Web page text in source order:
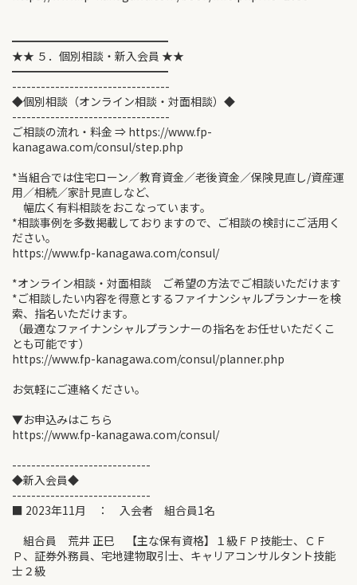
━━━━━━━━━━━━━━
★★ ５．個別相談・新入会員 ★★
━━━━━━━━━━━━━━
---------------------------------
◆個別相談（オンライン相談・対面相談）◆
---------------------------------
ご相談の流れ・料金 ⇒ https://www.fp-
kanagawa.com/consul/step.php
*当組合では住宅ローン／教育資金／老後資金／保険見直し/資産運
用／相続／家計見直しなど、
幅広く有料相談をおこなっています。
*相談事例を多数掲載しておりますので、ご相談の検討にご活用く
ださい。
https://www.fp-kanagawa.com/consul/
*オンライン相談・対面相談 ご希望の方法でご相談いただけます
*ご相談したい内容を得意とするファイナンシャルプランナーを検
索、指名いただけます。
（最適なファイナンシャルプランナーの指名をお任せいただくこ
とも可能です）
https://www.fp-kanagawa.com/consul/planner.php
お気軽にご連絡ください。
▼お申込みはこちら
https://www.fp-kanagawa.com/consul/
-----------------------------
◆新入会員◆
-----------------------------
■ 2023年11月 ： 入会者 組合員1名
組合員 荒井 正巳 【主な保有資格】１級ＦＰ技能士、ＣＦ
Ｐ、証券外務員、宅地建物取引士、キャリアコンサルタント技能
士２級